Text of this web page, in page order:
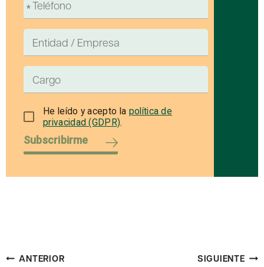
He leído y acepto la política de
privacidad (GDPR).
Subscribirme
Navegación
ANTERIOR SIGUIENTE